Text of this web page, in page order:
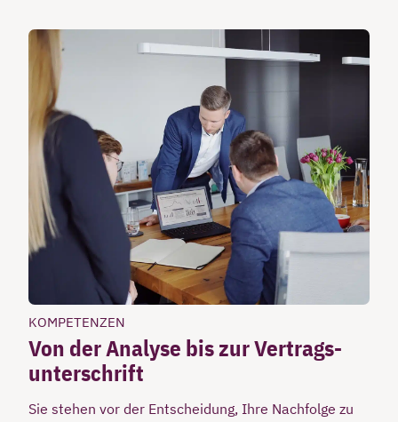
Von der Analyse bis zur Vertrags­
unterschrift
KOMPETENZEN
Sie stehen vor der Entscheidung, Ihre Nachfolge zu